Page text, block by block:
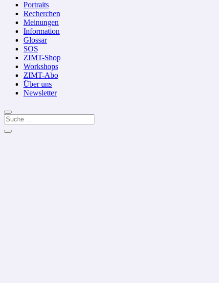
Portraits
Recherchen
Meinungen
Information
Glossar
SOS
ZIMT-Shop
Workshops
ZIMT-Abo
Über uns
Newsletter